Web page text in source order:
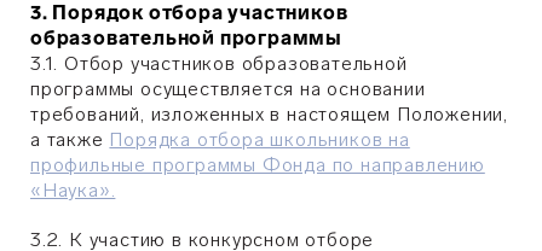
3. Порядок отбора участников
образовательной программы
3.1. Отбор участников образовательной
программы осуществляется на основании
требований, изложенных в настоящем Положении,
а также Порядка отбора школьников на
профильные программы Фонда по направлению
«Наука».
3.2. К участию в конкурсном отборе